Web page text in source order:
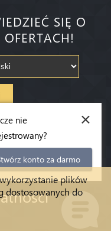
plików
dostosowanych do
SIĘ O
State ×
nie
konto za darmo